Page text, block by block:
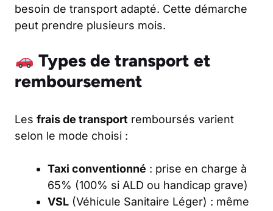
besoin de transport adapté. Cette démarche
peut prendre plusieurs mois.
Types de transport et
remboursement
Les frais de transport remboursés varient
selon le mode choisi :
Taxi conventionné : prise en charge à
65% (100% si ALD ou handicap grave)
VSL (Véhicule Sanitaire Léger) : même